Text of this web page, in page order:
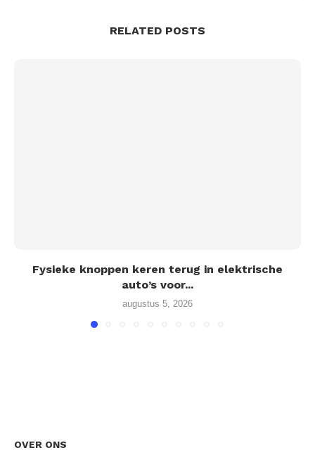
RELATED POSTS
Fysieke knoppen keren terug in elektrische
auto’s voor...
augustus 5, 2026
OVER ONS